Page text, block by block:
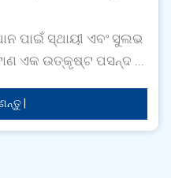
ପାଇଁ ସ୍ଥାୟୀ ଏବଂ ସୁଲଭ
ଏକ ଉତ୍କୃଷ୍ଟ ପସନ୍ଦ ...
|